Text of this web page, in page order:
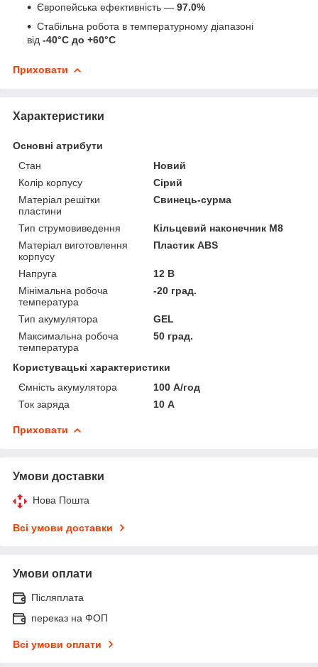
Європейська ефективність — 97.0%
Стабільна робота в температурному діапазоні
від -40°C до +60°C
Приховати
Характеристики
Основні атрибути
Стан
Новий
Колір корпусу
Сірий
Матеріал решітки
пластини
Свинець-сурма
Тип струмовиведення
Кільцевий наконечник M8
Матеріал виготовлення
корпусу
Пластик ABS
Напруга
12 В
Мінімальна робоча
температура
-20 град.
Тип акумулятора
GEL
Максимальна робоча
температура
50 град.
Користувацькі характеристики
Ємність акумулятора
100 А/год
Ток заряда
10 А
Приховати
Умови доставки
Нова Пошта
Всі умови доставки
Умови оплати
Післяплата
переказ на ФОП
Всі умови оплати